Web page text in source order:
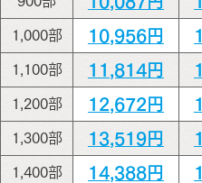
1,000部 10,956円
1,100部 11,814円
1,200部 12,672円
1,300部 13,519円
1,400部 14,388円